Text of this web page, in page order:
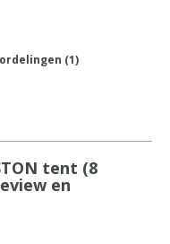
(1)
tent (8
en